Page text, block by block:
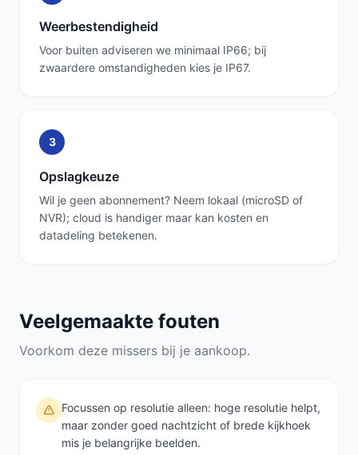
Weerbestendigheid
Voor buiten adviseren we minimaal IP66; bij
zwaardere omstandigheden kies je IP67.
3
Opslagkeuze
Wil je geen abonnement? Neem lokaal (microSD of
NVR); cloud is handiger maar kan kosten en
datadeling betekenen.
Veelgemaakte fouten
Voorkom deze missers bij je aankoop.
Focussen op resolutie alleen: hoge resolutie helpt,
maar zonder goed nachtzicht of brede kijkhoek
mis je belangrijke beelden.